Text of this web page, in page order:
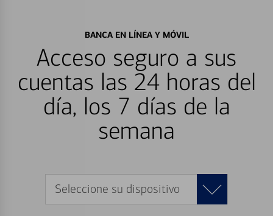
BANCA EN LÍNEA Y MÓVIL
Acceso seguro a sus
cuentas las 24 horas del
día, los 7 días de la
semana
Seleccione su dispositivo